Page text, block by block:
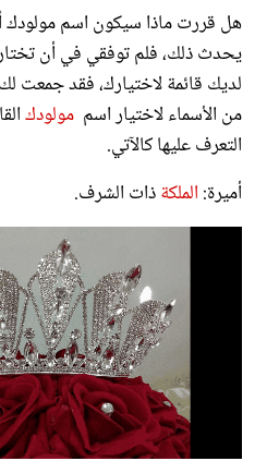
هل قررت ماذا سيكون اسم مولودك
يحدث ذلك، فلم توفقي في أن
لديك قائمة لاختيارك، فقد جمعت
من الأسماء لاختيار اسم مولودك
التعرف عليها كالآتي.
أميرة: الملكةذات الشرف.
مجلة سيدتي
غلاف رفمي